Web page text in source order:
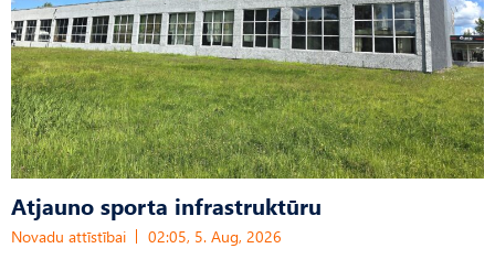
Atjauno sporta infrastruktūru
Novadu attīstībai 02:05, 5. Aug, 2026